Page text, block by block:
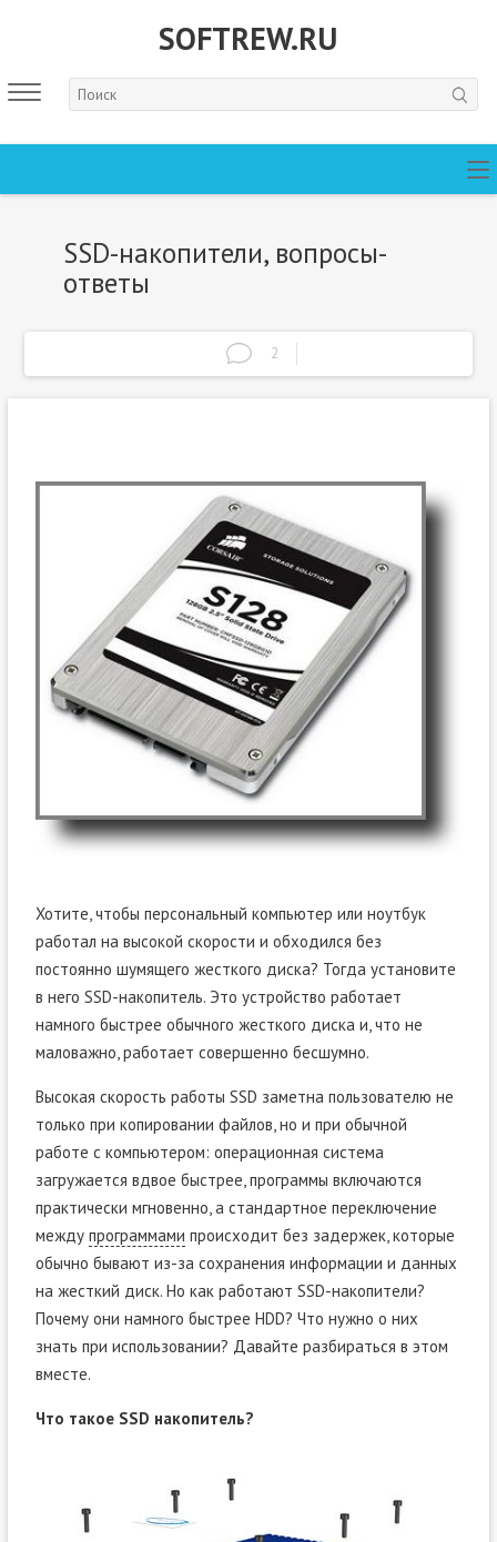
SOFTREW.RU
SSD-накопители, вопросы-
ответы
2
Хотите, чтобы персональный компьютер или ноутбук
работал на высокой скорости и обходился без
постоянно шумящего жесткого диска? Тогда установите
в него SSD-накопитель. Это устройство работает
намного быстрее обычного жесткого диска и, что не
маловажно, работает совершенно бесшумно.
Высокая скорость работы SSD заметна пользователю не
только при копировании файлов, но и при обычной
работе с компьютером: операционная система
загружается вдвое быстрее, программы включаются
практически мгновенно, а стандартное переключение
между программами происходит без задержек, которые
обычно бывают из-за сохранения информации и данных
на жесткий диск. Но как работают SSD-накопители?
Почему они намного быстрее HDD? Что нужно о них
знать при использовании? Давайте разбираться в этом
вместе.
Что такое SSD накопитель?